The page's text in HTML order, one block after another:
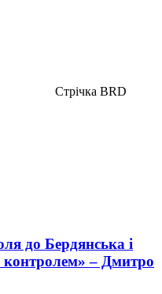
Стрічка BRD
до Бердянська і
контролем» – Дмитро